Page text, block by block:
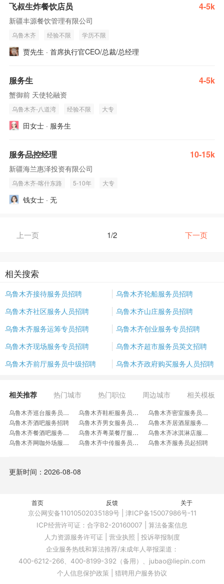
飞叔生炸餐饮店员 4-5k
新疆丰源餐饮管理有限公司
乌鲁木齐 经验不限 学历不限
贾先生 · 首席执行官CEO/总裁/总经理
服务生 4-5k
蟹御前 天使轮融资
乌鲁木齐-八道湾 经验不限 大专
田女士 · 服务生
服务品控经理 10-15k
新疆海兰惠泽投资有限公司
乌鲁木齐-喀什东路 5-10年 大专
钱女士 · 无
上一页 1/2 下一页
相关搜索
乌鲁木齐接待服务员招聘
乌鲁木齐轮船服务员招聘
乌鲁木齐社区服务人员招聘
乌鲁木齐山庄服务员招聘
乌鲁木齐服务运筹专员招聘
乌鲁木齐创业服务专员招聘
乌鲁木齐现场服务专员招聘
乌鲁木齐超市服务员英文招聘
乌鲁木齐前厅服务员中级招聘
乌鲁木齐政府购买服务人员招聘
相关推荐 热门城市 热门职位 周边城市 相关模板
乌鲁木齐巡台服务员招聘 乌鲁木齐鞋柜服务员招聘
乌鲁木齐密室服务员招聘
乌鲁木齐酒吧服务招聘
乌鲁木齐男女服务员招聘
乌鲁木齐居酒屋服务员招聘
乌鲁木齐餐酒吧服务员招聘
乌鲁木齐粤菜餐厅服务员招聘
乌鲁木齐冰淇淋店服务员招聘
乌鲁木齐网咖外场服务员招聘
乌鲁木齐中传服务员后厨招聘
乌鲁木齐服务员起招聘
乌鲁木齐会所餐厅服务员招聘
更新时间：2026-08-08
首页 反馈 关于